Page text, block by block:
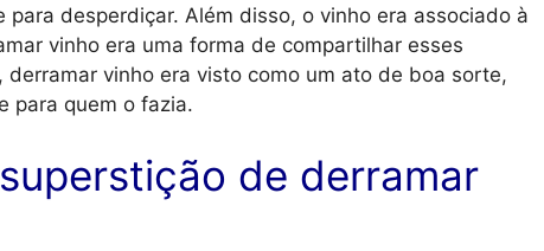
desperdiçar. Além disso, o vinho era associado à
vinho era uma forma de compartilhar esses
vinho era visto como um ato de boa sorte,
para quem o fazia.
de derramar